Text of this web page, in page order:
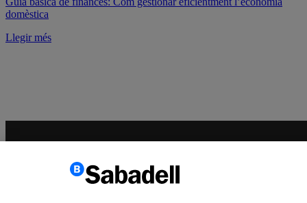
domèstica
Llegir més
Coneix-nos Sala de Premsa Actualitat